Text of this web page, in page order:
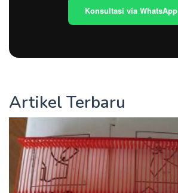
Konsultasi via WhatsApp
Artikel Terbaru